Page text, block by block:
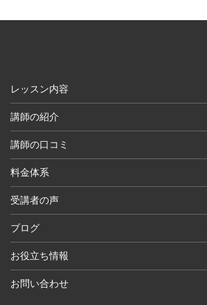
レッスン内容
講師の紹介
講師の口コミ
料金体系
受講者の声
ブログ
お役立ち情報
お問い合わせ